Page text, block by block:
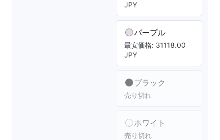
JPY
パープル
最安価格: 31118.00
JPY
ブラック
売り切れ
ホワイト
売り切れ